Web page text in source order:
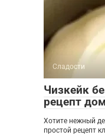
Сладости
Чизкейк
рецепт
Хотите нежный
простой рецепт